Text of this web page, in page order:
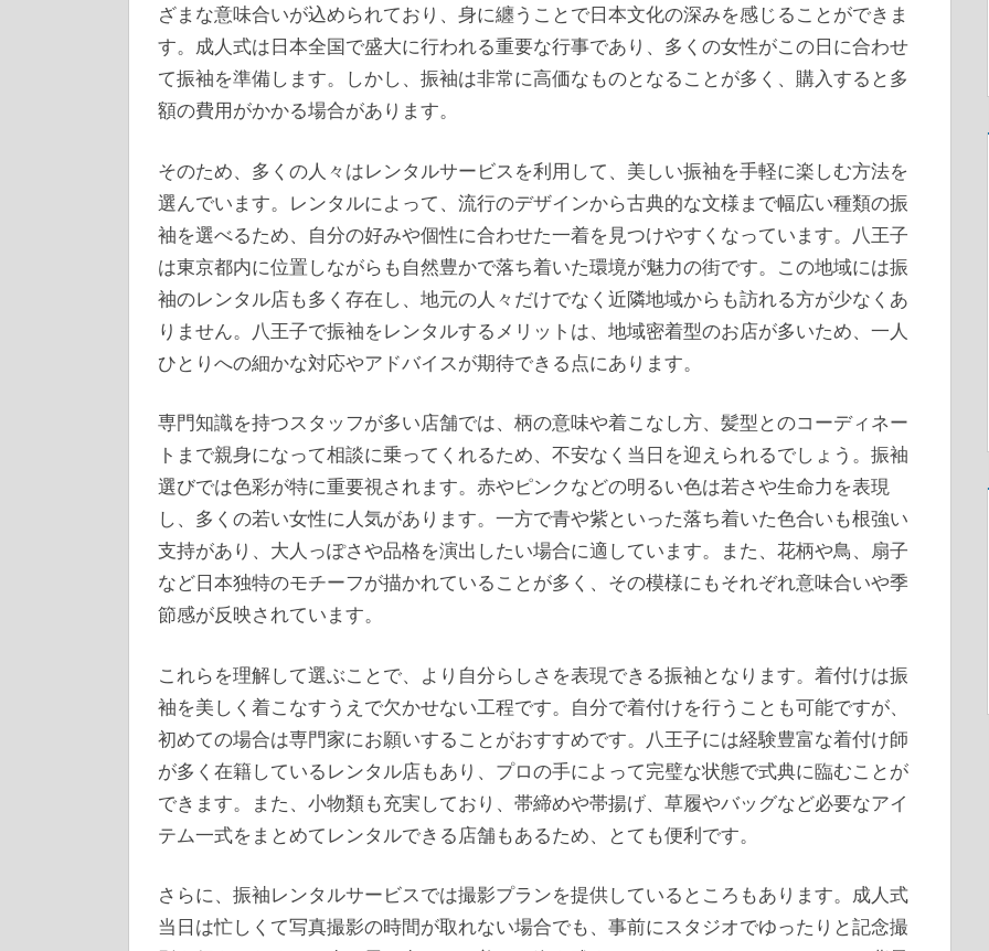
ざまな意味合いが込められており、身に纏うことで日本文化の深みを感じることができま
す。成人式は日本全国で盛大に行われる重要な行事であり、多くの女性がこの日に合わせ
て振袖を準備します。しかし、振袖は非常に高価なものとなることが多く、購入すると多
額の費用がかかる場合があります。
そのため、多くの人々はレンタルサービスを利用して、美しい振袖を手軽に楽しむ方法を
選んでいます。レンタルによって、流行のデザインから古典的な文様まで幅広い種類の振
袖を選べるため、自分の好みや個性に合わせた一着を見つけやすくなっています。八王子
は東京都内に位置しながらも自然豊かで落ち着いた環境が魅力の街です。この地域には振
袖のレンタル店も多く存在し、地元の人々だけでなく近隣地域からも訪れる方が少なくあ
りません。八王子で振袖をレンタルするメリットは、地域密着型のお店が多いため、一人
ひとりへの細かな対応やアドバイスが期待できる点にあります。
専門知識を持つスタッフが多い店舗では、柄の意味や着こなし方、髪型とのコーディネー
トまで親身になって相談に乗ってくれるため、不安なく当日を迎えられるでしょう。振袖
選びでは色彩が特に重要視されます。赤やピンクなどの明るい色は若さや生命力を表現
し、多くの若い女性に人気があります。一方で青や紫といった落ち着いた色合いも根強い
支持があり、大人っぽさや品格を演出したい場合に適しています。また、花柄や鳥、扇子
など日本独特のモチーフが描かれていることが多く、その模様にもそれぞれ意味合いや季
節感が反映されています。
これらを理解して選ぶことで、より自分らしさを表現できる振袖となります。着付けは振
袖を美しく着こなすうえで欠かせない工程です。自分で着付けを行うことも可能ですが、
初めての場合は専門家にお願いすることがおすすめです。八王子には経験豊富な着付け師
が多く在籍しているレンタル店もあり、プロの手によって完璧な状態で式典に臨むことが
できます。また、小物類も充実しており、帯締めや帯揚げ、草履やバッグなど必要なアイ
テム一式をまとめてレンタルできる店舗もあるため、とても便利です。
さらに、振袖レンタルサービスでは撮影プランを提供しているところもあります。成人式
当日は忙しくて写真撮影の時間が取れない場合でも、事前にスタジオでゆったりと記念撮